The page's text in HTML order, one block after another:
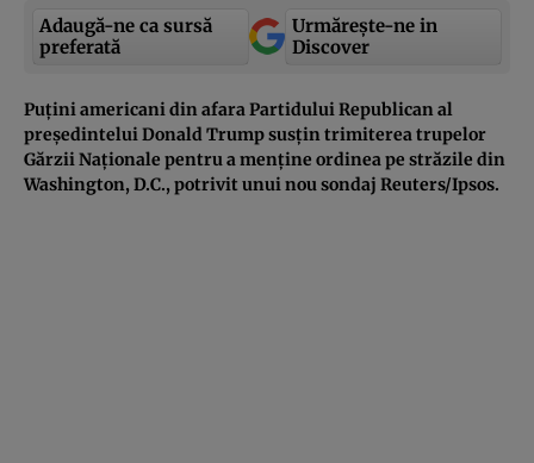
Adaugă-ne ca sursă
preferată
Urmărește-ne in
Discover
Puțini americani din afara Partidului Republican al
președintelui Donald Trump susțin trimiterea trupelor
Gărzii Naționale pentru a menține ordinea pe străzile din
Washington, D.C., potrivit unui nou sondaj Reuters/Ipsos.